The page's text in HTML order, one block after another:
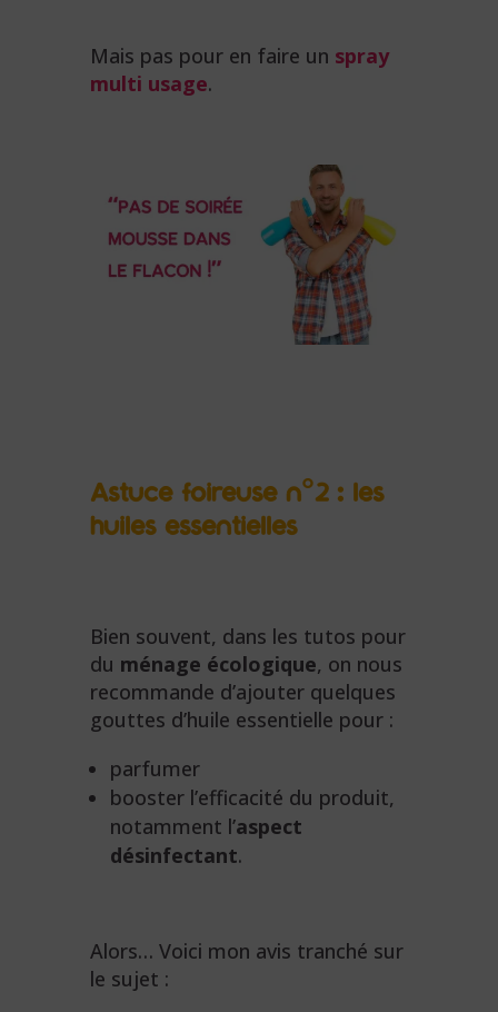
Mais pas pour en faire un spray
multi usage.
Astuce foireuse n°2 : les
huiles essentielles
Bien souvent, dans les tutos pour
du ménage écologique, on nous
recommande d’ajouter quelques
gouttes d’huile essentielle pour :
parfumer
booster l’efficacité du produit,
notamment l’aspect
désinfectant.
Alors… Voici mon avis tranché sur
le sujet :